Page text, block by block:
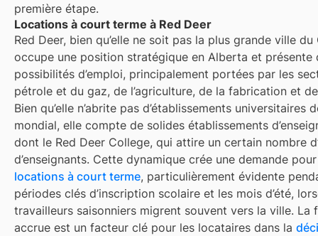
première étape.
Locations à court terme à Red Deer
Red Deer, bien qu’elle ne soit pas la plus grande ville du
occupe une position stratégique en Alberta et présente
possibilités d’emploi, principalement portées par les
pétrole et du gaz, de l’agriculture, de la fabrication et
Bien qu’elle n’abrite pas d’établissements universitaires
mondial, elle compte de solides établissements
dont le Red Deer College, qui attire un certain nombre
d’enseignants. Cette dynamique crée une demande
locations à court terme, particulièrement évidente
périodes clés d’inscription scolaire et les mois d’été,
travailleurs saisonniers migrent souvent vers la ville. La
accrue est un facteur clé pour les locataires dans la